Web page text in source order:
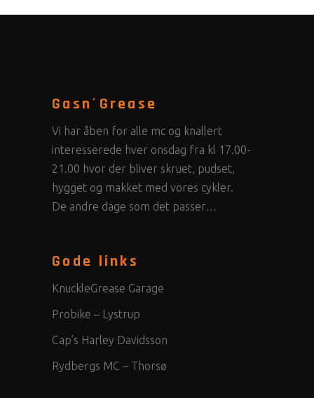
Gasn´Grease
Vi har åben for alle mc og knallert
interesserede hver onsdag fra kl 17.00-
21.00 hvor der bliver skruet, pudset,
hygget og makket med vores cykler.
De andre dage som det passer…
Gode links
KnuckleGrease Garage
Probike – Lystrup
Cap’s Harley Davidsson
Rydbergs MC – Thorsø